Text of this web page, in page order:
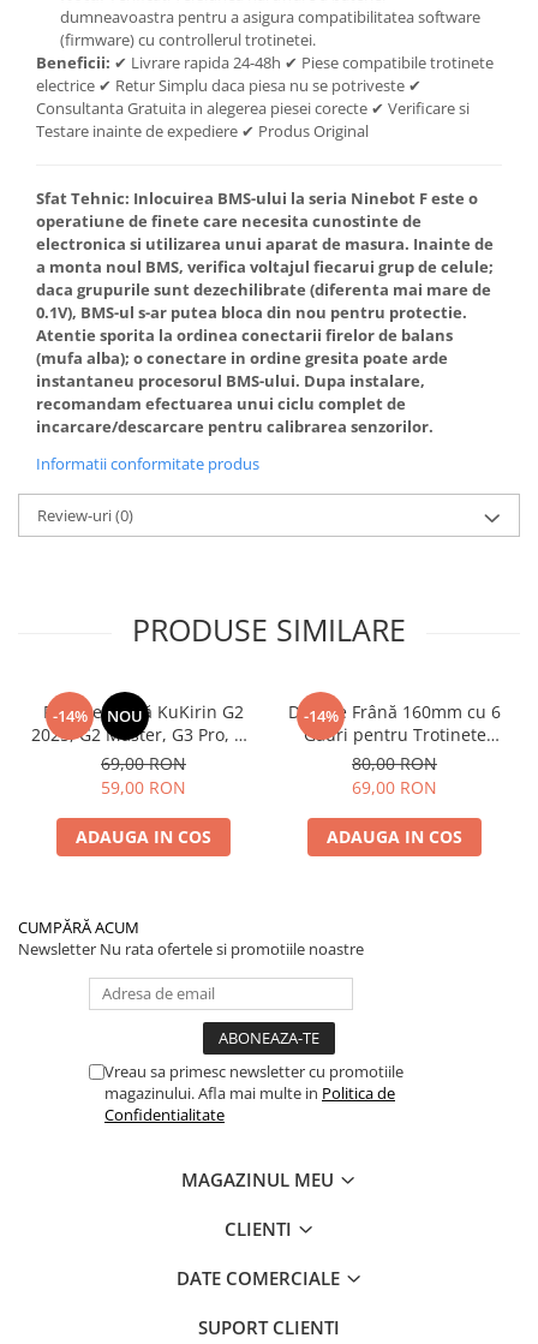
dumneavoastra pentru a asigura compatibilitatea software
(firmware) cu controllerul trotinetei.
Beneficii: ✔ Livrare rapida 24-48h ✔ Piese compatibile trotinete
electrice ✔ Retur Simplu daca piesa nu se potriveste ✔
Consultanta Gratuita in alegerea piesei corecte ✔ Verificare si
Testare inainte de expediere ✔ Produs Original
Sfat Tehnic: Inlocuirea BMS-ului la seria Ninebot F este o
operatiune de finete care necesita cunostinte de
electronica si utilizarea unui aparat de masura. Inainte de
a monta noul BMS, verifica voltajul fiecarui grup de celule;
daca grupurile sunt dezechilibrate (diferenta mai mare de
0.1V), BMS-ul s-ar putea bloca din nou pentru protectie.
Atentie sporita la ordinea conectarii firelor de balans
(mufa alba); o conectare in ordine gresita poate arde
instantaneu procesorul BMS-ului. Dupa instalare,
recomandam efectuarea unui ciclu complet de
incarcare/descarcare pentru calibrarea senzorilor.
Informatii conformitate produs
Review-uri(0)
PRODUSE SIMILARE
-14% NOU
Plăcuțe Frână KuKirin G2
2025, G2 Master, G3 Pro, G4
– Set 2 Bucăți (Față sau
Spate) Premium
69,00 RON
59,00 RON
ADAUGA IN COS
-14%
Disc de Frână 160mm cu 6
Găuri pentru Trotinete
Electrice KuKirin G4 (Model
2025) și KuKirin G2 –
Performanță Premium
80,00 RON
69,00 RON
ADAUGA IN COS
CUMPĂRĂ ACUM
Newsletter Nu rata ofertele si promotiile noastre
Vreau sa primesc newsletter cu promotiile
magazinului. Afla mai multe in Politica de
Confidentialitate
MAGAZINUL MEU
CLIENTI
DATE COMERCIALE
SUPORT CLIENTI